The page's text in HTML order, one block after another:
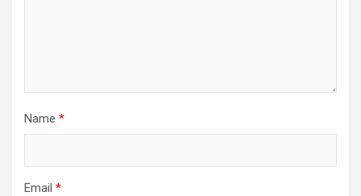
Name *
Email *